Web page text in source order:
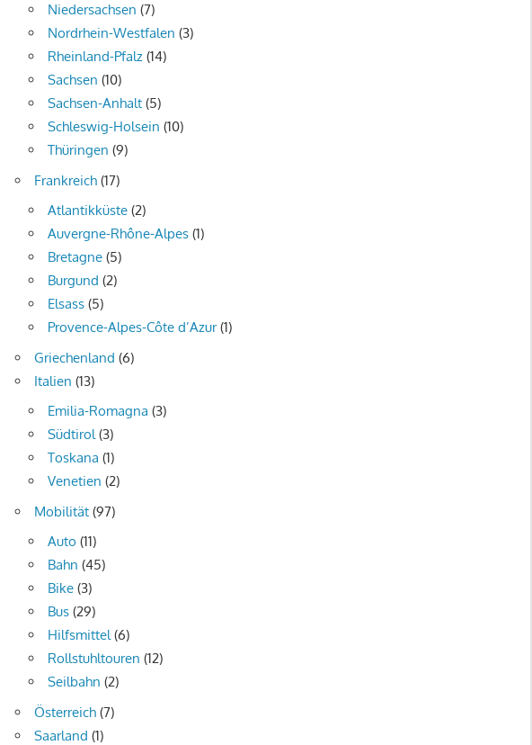
Niedersachsen (7)
Nordrhein-Westfalen (3)
Rheinland-Pfalz (14)
Sachsen (10)
Sachsen-Anhalt (5)
Schleswig-Holsein (10)
Thüringen (9)
Frankreich (17)
Atlantikküste (2)
Auvergne-Rhône-Alpes (1)
Bretagne (5)
Burgund (2)
Elsass (5)
Provence-Alpes-Côte d’Azur(1)
Griechenland (6)
Italien (13)
Emilia-Romagna (3)
Südtirol(3)
Toskana (1)
Venetien (2)
Mobilität (97)
Auto (11)
Bahn (45)
Bike (3)
Bus (29)
Hilfsmittel(6)
Rollstuhltouren (12)
Seilbahn (2)
Österreich (7)
Saarland (1)